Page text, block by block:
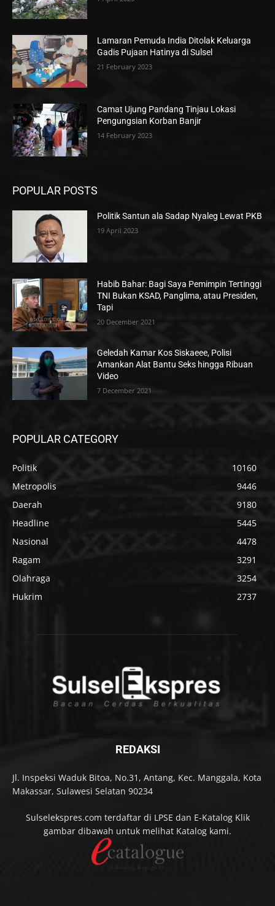
Lamaran Pemuda India Ditolak Keluarga
Gadis Pujaan Hatinya di Sulsel
21 February 2023
Camat Ujung Pandang Tinjau Lokasi
Pengungsian Korban Banjir
14 February 2023
POPULAR POSTS
Politik Santun ala Sadap Nyaleg Lewat PKB
19 April 2023
Habib Bahar: Bagi Saya Pemimpin Tertinggi
TNI Bukan KSAD, Panglima, atau Presiden,
Tapi
20 December 2021
Geledah Kamar Kos Siskaeee, Polisi
Amankan Alat Bantu Seks hingga Ribuan
Video
7 December 2021
POPULAR CATEGORY
Politik
10160
Metropolis
9446
Daerah
9180
Headline
5445
Nasional
4478
Ragam
3291
Olahraga
3254
Hukrim
2737
REDAKSI
Jl. Inspeksi Waduk Bitoa, No.31, Antang, Kec. Manggala, Kota
Makassar, Sulawesi Selatan 90234
Sulselekspres.com terdaftar di LPSE dan E-Katalog Klik
gambar dibawah untuk melihat Katalog kami.